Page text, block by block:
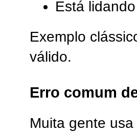
Está
Exemplo
válido.
Erro comum
Muita gente